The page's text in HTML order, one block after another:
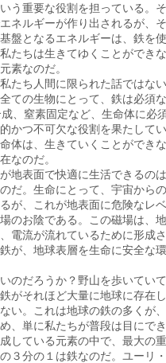
う重要な役割を担っている。
ネルギーが作り出されるが、
盤となるエネルギーは、鉄を
たちは生きてゆくことができ
素なのだ。
たち人間に限られた話ではな
ての生物にとって、鉄は必須
、窒素固定など、生命体に必
かつ不可欠な役割を果たして
体は、生きていくことができ
なのだ。
地表面で快適に生活できるの
だ。生命にとって、宇宙から
が、これが地表面に危険なレ
のお陰である。この磁場は、
電流が流れているために形成
が、地球表層を生命に安全な
のだろうか？野山を歩いてい
がそれほど大量に地球に存在
い。これは地球の鉄の多くが
、単に私たちが普段は目にで
している元素の中で、最大の
３分の１は鉄なのだ。ユーリ